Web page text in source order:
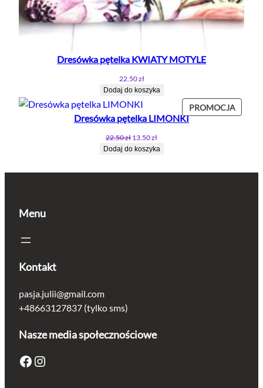
Dresówka pętelka KWIATY MOTYLE
22.50zł
Dodaj do koszyka
PROMOCJA
W
Dresówka pętelka LIMONKI
22.50zł Pierwotna
cena
13.50złAktualna
cena
Dodaj do koszyka
Menu
Kontakt
pasja.julii@gmail.com
+48663127837 (tylko sms)
Nasze media społecznościowe
Facebook Instagram